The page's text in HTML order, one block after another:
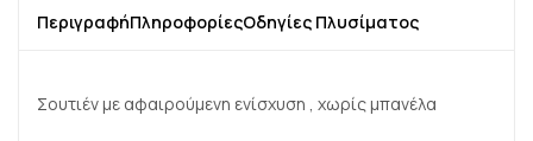
ΠεριγραφήΠληροφορίεςΟδηγίες Πλυσίματος
Σουτιέν με αφαιρούμενη ενίσχυση , χωρίς μπανέλα